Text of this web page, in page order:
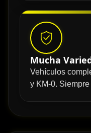
Mucha
Vehículos
y KM-0.